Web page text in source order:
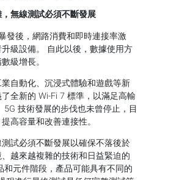
無線測試必須不斷發展
發後，網路消費和即時連接率激
級設備。 自此以後，數據使用方
級增長。
自動化、沉浸式體驗和遊戲等新
全新的 Wi-Fi 7 標準，以滿足高輸
技術發展的步伐也未曾停止，目
高容量和改善連接性。
試必須不斷發展以確保不落後於
越來越複雜的技術和日益緊迫的
元件階段，產品可能具有不同的